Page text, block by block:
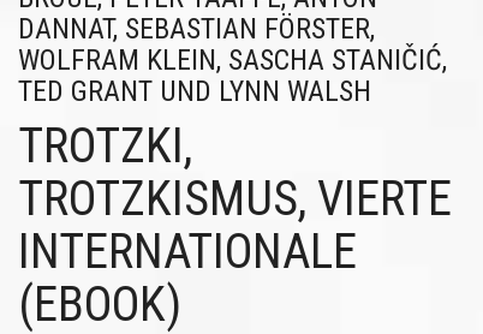
DANNAT, SEBASTIAN FÖRSTER,
WOLFRAM KLEIN, SASCHA STANIČIĆ,
TED GRANT UND LYNN WALSH
TROTZKI,
TROTZKISMUS, VIERTE
INTERNATIONALE
(EBOOK)